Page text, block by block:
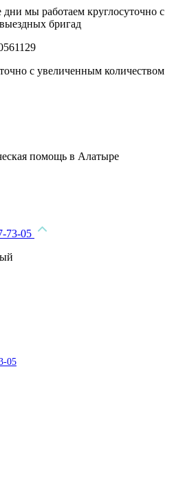
мы работаем круглосуточно с
бригад
с увеличенным количеством
помощь в Алатыре
73-05
05